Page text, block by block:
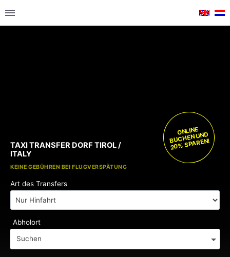
KOSTENLOSE KINDERSITZE
KEINE GEBÜHREN BEI FLUGVERSPÄTUNG
TAXI TRANSFER DORF TIROL /
ITALY
ONLINE
BUCHEN UND
20% SPAREN!
Art des Transfers
Abholort
Suchen